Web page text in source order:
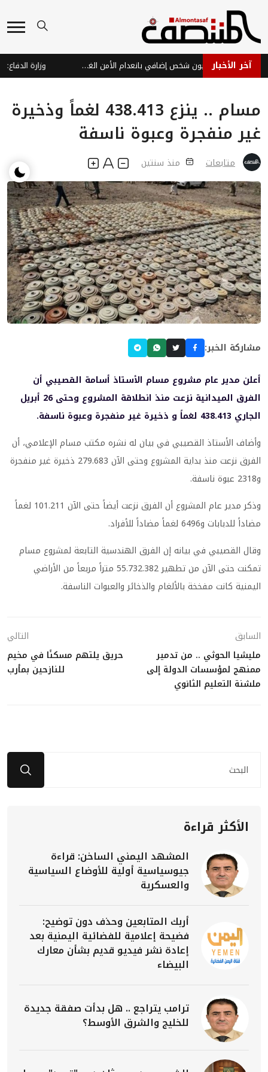
آخر الأخبار النينيو تهدد 49 مليون شخص إضافي بانعدام الأمن الغذائي بحلول نهاية 2027
مسام .. ينزع 438.413 لغماً وذخيرة
غير منفجرة وعبوة ناسفة
متابعات منذ سنتين
مشاركة الخبر:
أعلن مدير عام مشروع مسام الأستاذ أسامة القصيبي أن
الفرق الميدانية نزعت منذ انطلاقة المشروع وحتى 26 أبريل
الجاري 438.413 لغماً و ذخيرة غير منفجرة وعبوة ناسفة.
وأضاف الأستاذ القصيبي في بيان له نشره مكتب مسام الإعلامي، أن
الفرق نزعت منذ بداية المشروع وحتى الآن 279.683 ذخيرة غير منفجرة
و2318 عبوة ناسفة.
وذكر مدير عام المشروع أن الفرق نزعت أيضاً حتى الآن 101.211 لغماً
مضاداً للدبابات و6496 لغماً مضاداً للأفراد.
وقال القصيبي في بيانه إن الفرق الهندسية التابعة لمشروع مسام
تمكنت حتى الآن من تطهير 55.732.382 متراً مربعاً من الأراضي
اليمنية كانت مفخخة بالألغام والذخائر والعبوات الناسفة.
السابق
مليشيا الحوثي .. من تدمير
ممنهج لمؤسسات الدولة إلى
ملشنة التعليم الثانوي
التالي
حريق يلتهم مسكنًا في مخيم
للنازحين بمأرب
الأكثر قراءة
المشهد اليمني الساخن: قراءة
جيوسياسية أولية للأوضاع السياسية
والعسكرية
أربك المتابعين وحذف دون توضيح:
فضيحة إعلامية للفضائية اليمنية بعد
إعادة نشر فيديو قديم بشأن معارك
البيضاء
ترامب يتراجع .. هل بدأت صفقة جديدة
للخليج والشرق الأوسط؟